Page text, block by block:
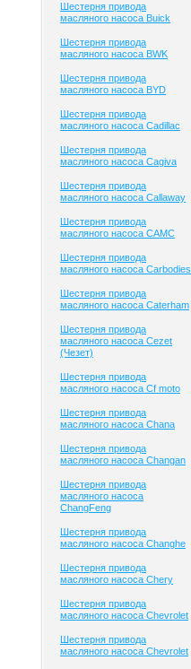
Шестерня привода
масляного насоса Buick
Шестерня привода
масляного насоса BWK
Шестерня привода
масляного насоса BYD
Шестерня привода
масляного насоса Cadillac
Шестерня привода
масляного насоса Cagiva
Шестерня привода
масляного насоса Callaway
Шестерня привода
масляного насоса CAMC
Шестерня привода
масляного насоса Carbodies
Шестерня привода
масляного насоса Caterham
Шестерня привода
масляного насоса Cezet
(Чезет)
Шестерня привода
масляного насоса Cf moto
Шестерня привода
масляного насоса Chana
Шестерня привода
масляного насоса Changan
Шестерня привода
масляного насоса
ChangFeng
Шестерня привода
масляного насоса Changhe
Шестерня привода
масляного насоса Chery
Шестерня привода
масляного насоса Chevrolet
Шестерня привода
масляного насоса Chevrolet